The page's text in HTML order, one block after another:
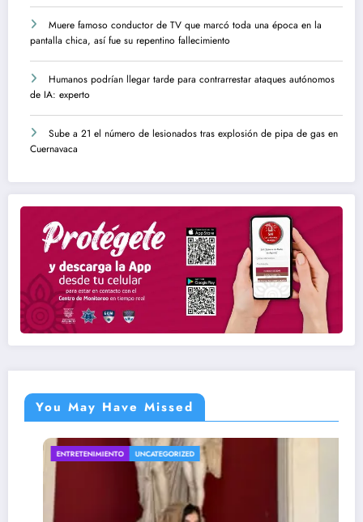
Muere famoso conductor de TV que marcó toda una época en la
pantalla chica, así fue su repentino fallecimiento
Humanos podrían llegar tarde para contrarrestar ataques autónomos
de IA: experto
Sube a 21 el número de lesionados tras explosión de pipa de gas en
Cuernavaca
You May Have Missed
ENTRETENIMIENTO UNCATEGORIZED